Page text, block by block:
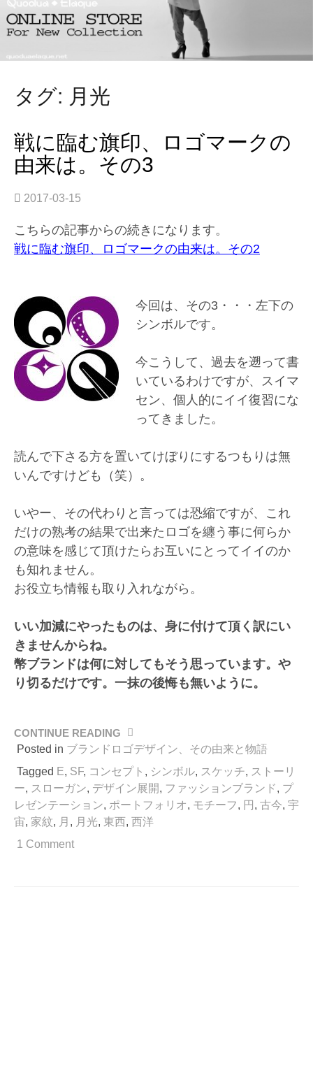
タグ: 月光
戦に臨む旗印、ロゴマークの
由来は。その3
2017-03-15
こちらの記事からの続きになります。
戦に臨む旗印、ロゴマークの由来は。その2
今回は、その3・・・左下の
シンボルです。
今こうして、過去を遡って書
いているわけですが、スイマ
セン、個人的にイイ復習にな
ってきました。
読んで下さる方を置いてけぼりにするつもりは無
いんですけども（笑）。
いやー、その代わりと言っては恐縮ですが、これ
だけの熟考の結果で出来たロゴを纏う事に何らか
の意味を感じて頂けたらお互いにとってイイのか
も知れません。
お役立ち情報も取り入れながら。
いい加減にやったものは、身に付けて頂く訳にい
きませんからね。
幣ブランドは何に対してもそう思っています。や
り切るだけです。一抹の後悔も無いように。
CONTINUE READING
“戦
に
臨
む
旗
印、
ロ
Posted in ブランドロゴデザイン、その由来と物語
Tagged E, SF, コンセプト , シンボル, スケッチ, ストーリ
ー, スローガン, デザイン展開, ファッションブランド, プ
レゼンテーション, ポートフォリオ, モチーフ, 円 , 古今, 宇
宙, 家紋, 月 , 月光, 東西, 西洋
1 Comment